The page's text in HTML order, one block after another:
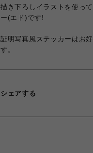
描き下ろしイラストを使っ
ー(エド)です!
証明写真風ステッカーはお
す。
シェアする